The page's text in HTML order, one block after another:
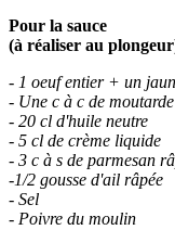
Pour la sauce
(à réaliser au
- 1 oeuf entier + un
- Une c à c de moutarde
- 20 cl d'huile neutre
- 5 cl de crème liquide
- 3 c à s de parmesan
-1/2 gousse d'ail râpée
- Sel
- Poivre du moulin